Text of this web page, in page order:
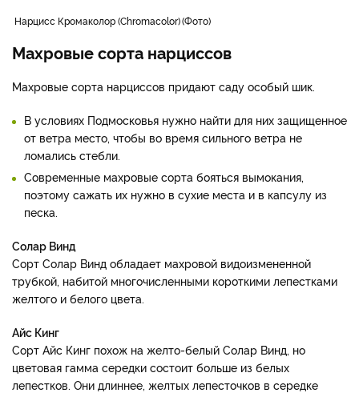
нарцисс Кромаколор (Chromacolor) Фото
Махровые сорта нарциссов
Махровые сорта нарциссов придают саду особый шик.
В условиях Подмосковья нужно найти для них защищенное
от ветра место, чтобы во время сильного ветра не
ломались стебли.
Современные махровые сорта бояться вымокания,
поэтому сажать их нужно в сухие места и в капсулу из
песка.
Солар Винд
Сорт Солар Винд обладает махровой видоизмененной
трубкой, набитой многочисленными короткими лепестками
желтого и белого цвета.
Айс Кинг
Сорт Айс Кинг похож на желто-белый Солар Винд, но
цветовая гамма середки состоит больше из белых
лепестков. Они длиннее, желтых лепесточков в середке